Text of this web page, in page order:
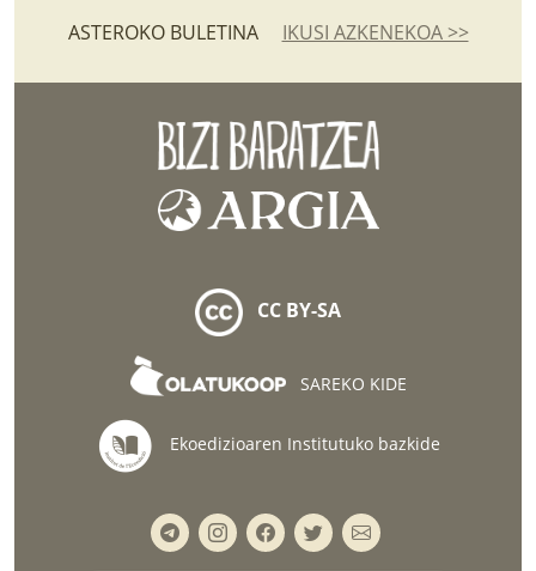
ASTEROKO BULETINA IKUSI AZKENEKOA >>
CC BY-SA
SAREKO KIDE
Ekoedizioaren Institutuko bazkide